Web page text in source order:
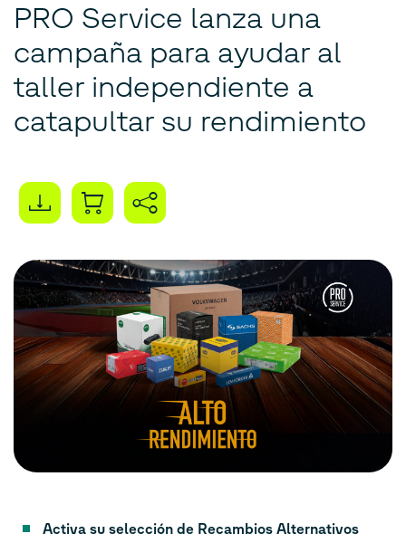
PRO Service lanza una
campaña para ayudar al
taller independiente a
catapultar su rendimiento
Activa su selección de Recambios Alternativos